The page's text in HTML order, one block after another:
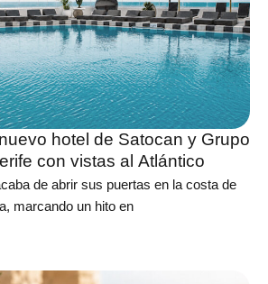
hotel de Satocan y Grupo
Fuertes en Tenerife con vistas al Atlántico
de abrir sus puertas en la costa de
marcando un hito en